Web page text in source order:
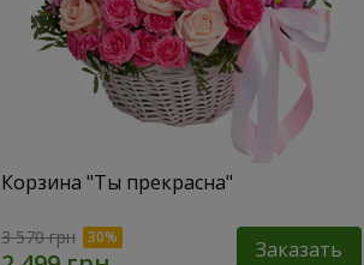
Корзина "Ты прекрасна"
3 570 грн Заказать